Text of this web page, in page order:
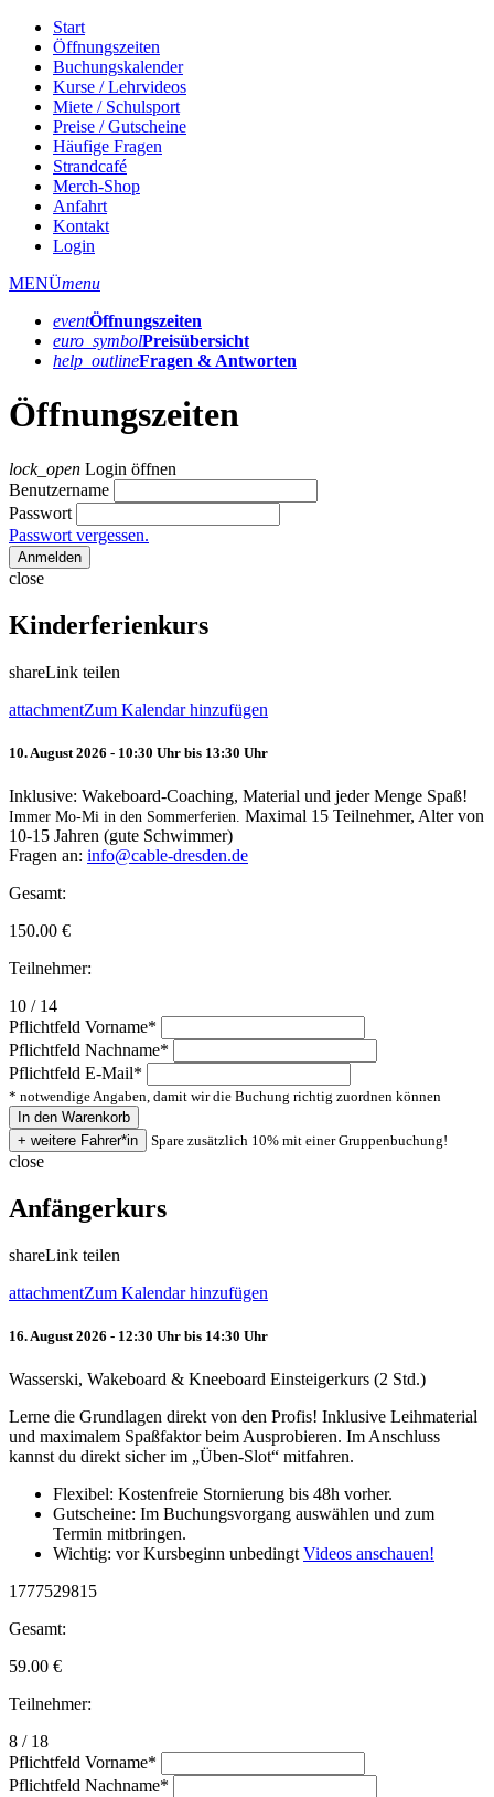
Start
Öffnungszeiten
Buchungskalender
Kurse / Lehrvideos
Miete / Schulsport
Preise / Gutscheine
Häufige Fragen
Strandcafé
Merch-Shop
Anfahrt
Kontakt
Login
MENÜmenu
eventÖffnungs­zeiten
euro_symbolPreis­übersicht
help_outlineFragen & Antworten
Öffnungszeiten
lock_open Login öffnen
Benutzername
Passwort
Passwort vergessen.
Anmelden
close
Kinderferienkurs
shareLink teilen
attachmentZum Kalendar hinzufügen
10. August 2026 - 10:30 Uhr bis 13:30 Uhr
Inklusive: Wakeboard-Coaching, Material und jeder Menge Spaß!
Immer Mo-Mi in den Sommerferien. Maximal 15 Teilnehmer, Alter von
10-15 Jahren (gute Schwimmer)
Fragen an: info@cable-dresden.de
Gesamt:
150.00 €
Teilnehmer:
10 / 14
Pflichtfeld Vorname*
Pflichtfeld Nachname*
Pflichtfeld E-Mail*
* notwendige Angaben, damit wir die Buchung richtig zuordnen können
Spare zusätzlich 10% mit einer Gruppenbuchung!
close
Anfängerkurs
shareLink teilen
attachmentZum Kalendar hinzufügen
16. August 2026 - 12:30 Uhr bis 14:30 Uhr
Wasserski, Wakeboard & Kneeboard Einsteigerkurs (2 Std.)
Lerne die Grundlagen direkt von den Profis! Inklusive Leihmaterial
und maximalem Spaßfaktor beim Ausprobieren. Im Anschluss
kannst du direkt sicher im „Üben-Slot“ mitfahren.
Flexibel: Kostenfreie Stornierung bis 48h vorher.
Gutscheine: Im Buchungsvorgang auswählen und zum
Termin mitbringen.
Wichtig: vor Kursbeginn unbedingt Videos anschauen!
1777529815
Gesamt:
59.00 €
Teilnehmer:
8 / 18
Pflichtfeld Vorname*
Pflichtfeld Nachname*